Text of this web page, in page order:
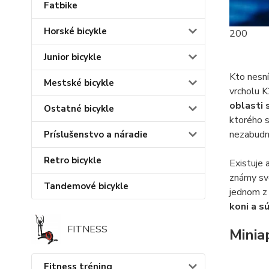
Fatbike
Horské bicykle
Junior bicykle
Mestské bicykle
Ostatné bicykle
Príslušenstvo a náradie
Retro bicykle
Tandemové bicykle
FITNESS
Fitness tréning
200
Kto
vrcholu
oblasti
ktorého
Existuje
známy
jednom
koni a